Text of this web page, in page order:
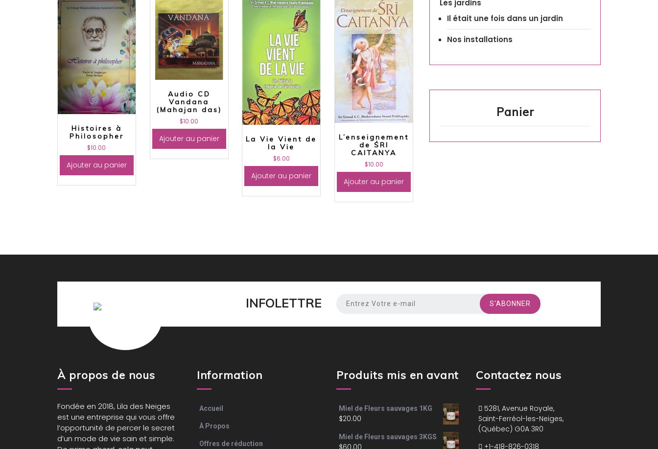
Histoires à
Philosopher
$10.00
Ajouter au panier
Audio CD
Vandana
(Mahajan das)
$10.00
Ajouter au panier
La Vie Vient de
la Vie
$6.00
Ajouter au panier
L’enseignement
de ŚRI
CAITANYA
$10.00
Ajouter au panier
Les jardins
Il était une fois dans un jardin
Nos installations
Panier
INFOLETTRE
À propos de nous
Fondée en 2018, Lila des Neiges
est une entreprise qui vous offre
l’opportunité de percer le secret
d’un mode de vie sain et simple.
Information
Accueil
À Propos
Offres de réduction
Produits mis en avant
Miel de Fleurs sauvages 1KG
$20.00
Miel de Fleurs sauvages 3KGS
$60.00
Contactez nous
5281, Avenue Royale,
Saint-Ferréol-les-Neiges,
(Québec) G0A 3R0
+1-418-826-0318